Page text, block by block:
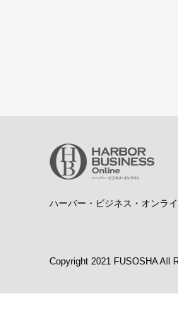
ハーバー・ビジネス・オンラ
Copyright 2021 FUSOSHA All